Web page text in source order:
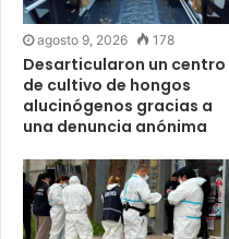
agosto 9, 2026 178
Desarticularon un centro
de cultivo de hongos
alucinógenos gracias a
una denuncia anónima